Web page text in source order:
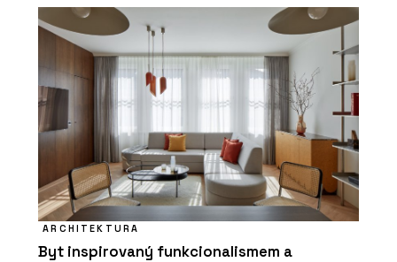
ARCHITEKTURA
Byt inspirovaný funkcionalismem a